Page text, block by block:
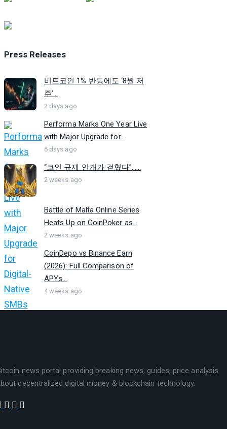
Press Releases
비트코인 1% 반등에도 ‘8월 저
주’...
2 days ago
Performa Marks One Year Live
with Major Upgrade for...
6 days ago
“코인 규제 안개가 걷혔다”…...
2 weeks ago
Battle of Malta Online Series
Heats Up on CoinPoker as...
2 weeks ago
CoinDepo vs Binance Earn
(2026): Full Comparison of
APYs...
4 weeks ago
news portal providing breaking news, guides, price analysis
decentralized digital money & blockchain technology.